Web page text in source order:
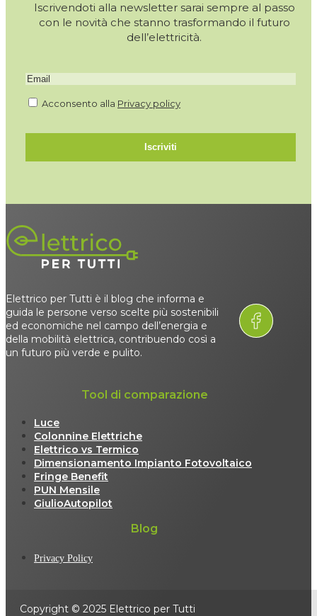
Iscrivendoti alla newsletter sarai sempre al passo
con le novità che stanno trasformando il futuro
dell’elettricità.
Acconsento alla Privacy policy
Iscriviti
Elettrico per Tutti è il blog che informa e
guida le persone verso scelte più sostenibili
ed economiche nel campo dell’energia e
della mobilità elettrica, contribuendo così a
un futuro più verde e pulito.
Tool di comparazione
Luce
Colonnine Elettriche
Elettrico vs Termico
Dimensionamento Impianto Fotovoltaico
Fringe Benefit
PUN Mensile
GiulioAutopilot
Blog
Privacy Policy
Copyright © 2025 Elettrico per Tutti